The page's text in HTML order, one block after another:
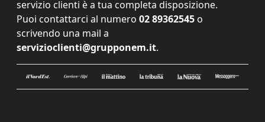
servizio clienti è a tua completa disposizione.
Puoi contattarci al numero 02 89362545 o
scrivendo una mail a
servizioclienti@grupponem.it.